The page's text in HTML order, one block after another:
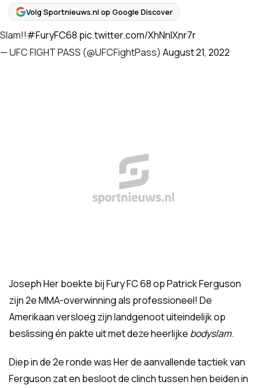
Volg Sportnieuws.nl op Google Discover
Slam!!#FuryFC68 pic.twitter.com/XhNnIXnr7r
— UFC FIGHT PASS (@UFCFightPass) August 21, 2022
Joseph Her boekte bij Fury FC 68 op Patrick Ferguson
zijn 2e MMA-overwinning als professioneel! De
Amerikaan versloeg zijn landgenoot uiteindelijk op
beslissing én pakte uit met deze heerlijke bodyslam.
Diep in de 2e ronde was Her de aanvallende tactiek van
Ferguson zat en besloot de clinch tussen hen beiden in